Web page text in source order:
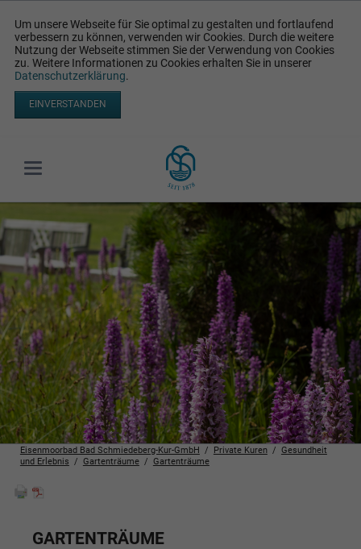
Um unsere Webseite für Sie optimal zu gestalten und fortlaufend
verbessern zu können, verwenden wir Cookies. Durch die weitere
Nutzung der Webseite stimmen Sie der Verwendung von Cookies
zu. Weitere Informationen zu Cookies erhalten Sie in unserer
Datenschutzerklärung.
EINVERSTANDEN
Eisenmoorbad Bad Schmiedeberg-Kur-GmbH Private Kuren
Gesundheit
und Erlebnis
Gartenträume Gartenträume
GARTENTRÄUME